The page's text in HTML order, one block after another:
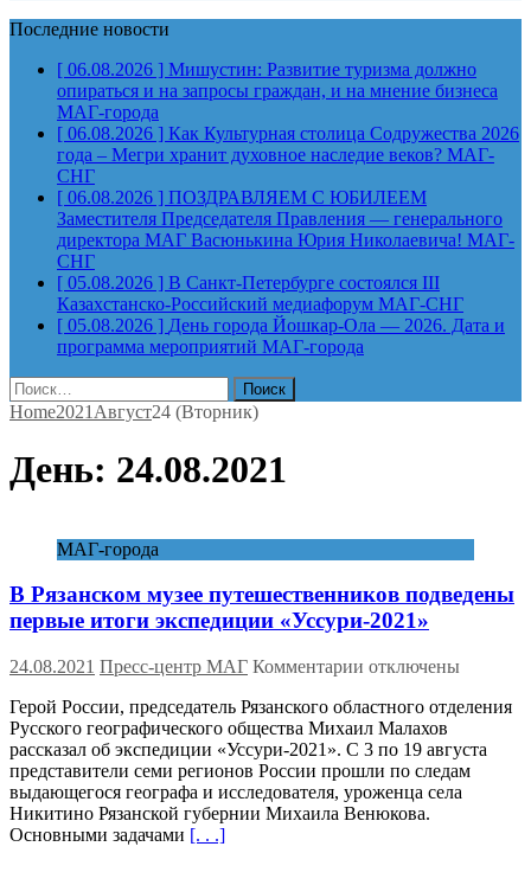
Последние новости
[ 06.08.2026 ] Мишустин: Развитие туризма должно
опираться и на запросы граждан, и на мнение бизнеса
МАГ-города
[ 06.08.2026 ] Как Культурная столица Содружества 2026
года – Мегри хранит духовное наследие веков? МАГ-
СНГ
[ 06.08.2026 ] ПОЗДРАВЛЯЕМ С ЮБИЛЕЕМ
Заместителя Председателя Правления — генерального
директора МАГ Васюнькина Юрия Николаевича! МАГ-
СНГ
[ 05.08.2026 ] В Санкт-Петербурге состоялся III
Казахстанско-Российский медиафорум МАГ-СНГ
[ 05.08.2026 ] День города Йошкар-Ола — 2026. Дата и
программа мероприятий МАГ-города
Найти:
Home2021 Август24 (Вторник)
День: 24.08.2021
МАГ-города
В Рязанском музее путешественников подведены
первые итоги экспедиции «Уссури-2021»
24.08.2021 Пресс-центр МАГ Комментарии к
В
Рязанском
музее
путешественников
подведены
первые
отключены
Герой России, председатель Рязанского областного отделения
Русского географического общества Михаил Малахов
рассказал об экспедиции «Уссури-2021». С 3 по 19 августа
представители семи регионов России прошли по следам
выдающегося географа и исследователя, уроженца села
Никитино Рязанской губернии Михаила Венюкова.
Основными задачами [. . .]